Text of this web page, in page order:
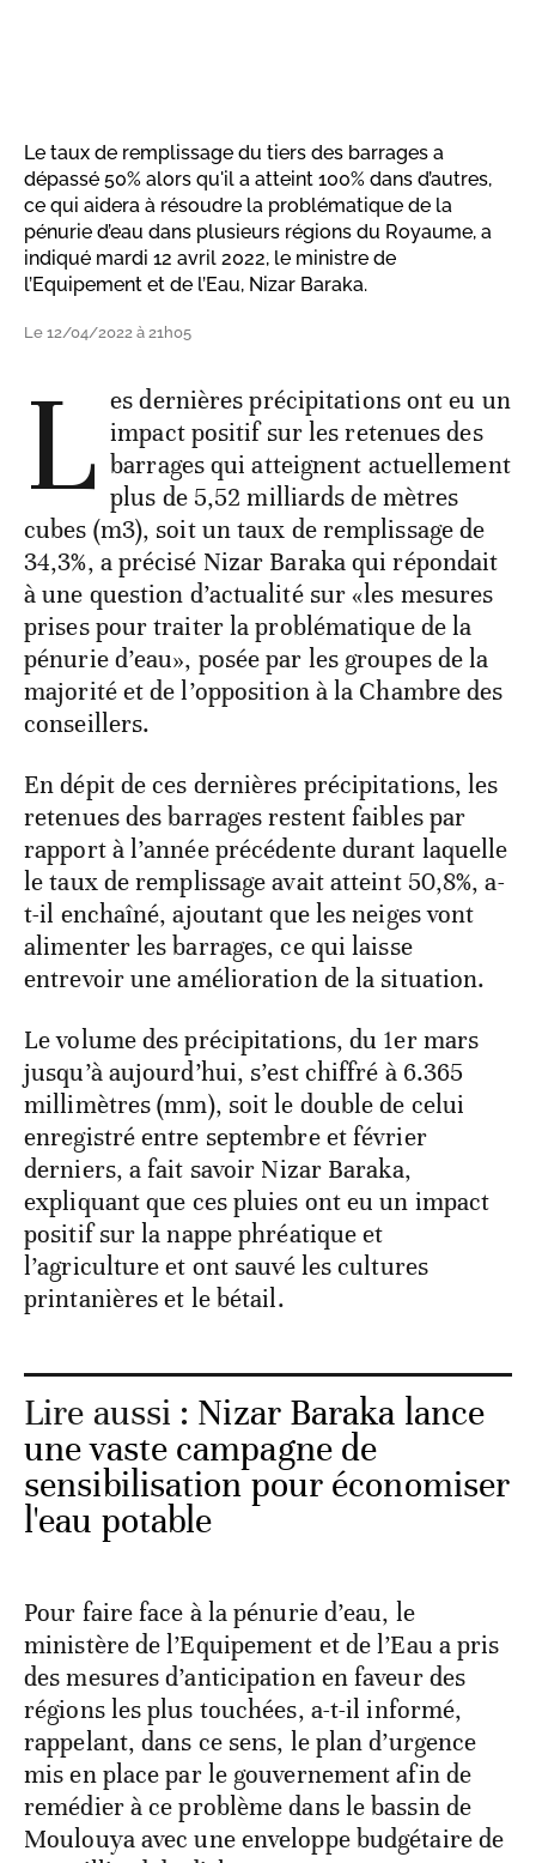
Le taux de remplissage du tiers des barrages a
dépassé 50% alors qu'il a atteint 100% dans d’autres,
ce qui aidera à résoudre la problématique de la
pénurie d’eau dans plusieurs régions du Royaume, a
indiqué mardi 12 avril 2022, le ministre de
l’Equipement et de l’Eau, Nizar Baraka.
Le 12/04/2022 à 21h05
L es dernières précipitations ont eu un
impact positif sur les retenues des
barrages qui atteignent actuellement
plus de 5,52 milliards de mètres
cubes (m3), soit un taux de remplissage de
34,3%, a précisé Nizar Baraka qui répondait
à une question d’actualité sur «les mesures
prises pour traiter la problématique de la
pénurie d’eau», posée par les groupes de la
majorité et de l’opposition à la Chambre des
conseillers.
En dépit de ces dernières précipitations, les
retenues des barrages restent faibles par
rapport à l’année précédente durant laquelle
le taux de remplissage avait atteint 50,8%, a-
t-il enchaîné, ajoutant que les neiges vont
alimenter les barrages, ce qui laisse
entrevoir une amélioration de la situation.
Le volume des précipitations, du 1er mars
jusqu’à aujourd’hui, s’est chiffré à 6.365
millimètres (mm), soit le double de celui
enregistré entre septembre et février
derniers, a fait savoir Nizar Baraka,
expliquant que ces pluies ont eu un impact
positif sur la nappe phréatique et
l’agriculture et ont sauvé les cultures
printanières et le bétail.
Lire aussi : Nizar Baraka lance
une vaste campagne de
sensibilisation pour économiser
l'eau potable
Pour faire face à la pénurie d’eau, le
ministère de l’Equipement et de l’Eau a pris
des mesures d’anticipation en faveur des
régions les plus touchées, a-t-il informé,
rappelant, dans ce sens, le plan d’urgence
mis en place par le gouvernement afin de
remédier à ce problème dans le bassin de
Moulouya avec une enveloppe budgétaire de